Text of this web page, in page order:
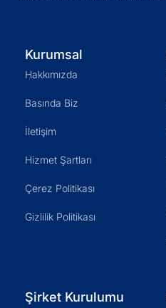
Kurumsal
Hakkımızda
Basında Biz
İletişim
Hizmet Şartları
Çerez Politikası
Gizlilik Politikası
Şirket Kurulumu